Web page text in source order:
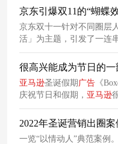
以童年英雄情结为创意内
京东引爆双11的“蝴蝶
京东双十一针对不同圈层
活」为主题，引发了一连
很高兴能成为节日的一
亚马逊圣诞假期 广告 《
庆祝节日和假期， 亚马逊
2022年圣诞营销出圈案
一览“以情动人”典范案例。